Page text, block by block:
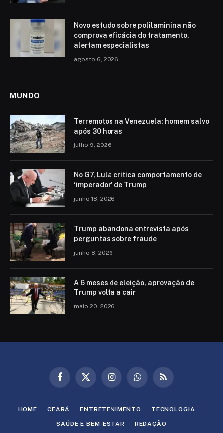
Novo estudo sobre polilaminina não
comprova eficácia do tratamento,
alertam especialistas
agosto 6, 2026
MUNDO
Terremotos na Venezuela: homem salvo
após 30 horas
julho 9, 2026
No G7, Lula critica comportamento de
‘imperador’ de Trump
junho 18, 2026
Trump abandona entrevista após
perguntas sobre fraude
junho 8, 2026
A 6 meses de eleição, aprovação de
Trump volta a cair
maio 20, 2026
Facebook
X
InstagramWhatsAppRSS
HOME CEARÁ ENTRETENIMENTO TECNOLOGIA
SAÚDE E BEM-ESTAR REDAÇÃO